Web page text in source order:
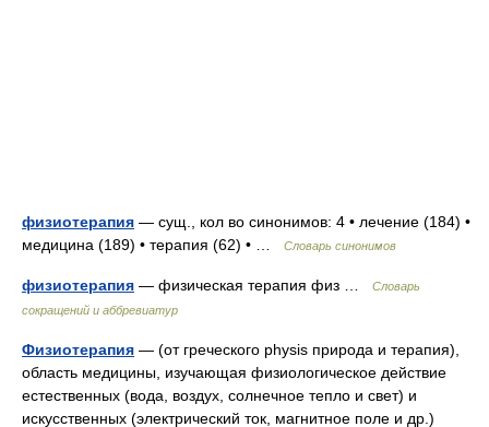
физиотерапия — сущ., кол во синонимов: 4 • лечение (184) •
медицина (189) • терапия (62) • …
Словарь синонимов
физиотерапия — физическая терапия физ …
Словарь
сокращений и аббревиатур
Физиотерапия — (от греческого physis природа и терапия),
область медицины, изучающая физиологическое действие
естественных (вода, воздух, солнечное тепло и свет) и
искусственных (электрический ток, магнитное поле и др.)